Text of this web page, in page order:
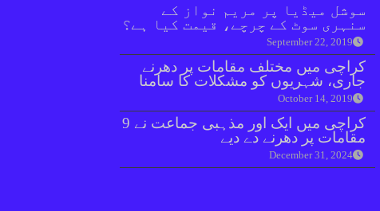
سوشل میڈیا پر مریم نواز کے
سنہری سوٹ کے چرچے، قیمت کیا ہے؟
September 22, 2019
کراچی میں مختلف مقامات پر دھرنے
جاری، شہریوں کو مشکلات کا سامنا
October 14, 2019
کراچی میں ایک اور مذہبی جماعت نے 9
مقامات پر دھرنے دے دیے
December 31, 2024